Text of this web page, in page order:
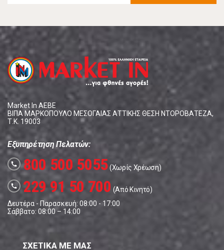
Market In ΑΕΒΕ
ΒΙΠΑ ΜΑΡΚΟΠΟΥΛΟ ΜΕΣΟΓΑΙΑΣ ΑΤΤΙΚΗΣ ΘΕΣΗ ΝΤΟΡΟΒΑΤΕΖΑ,
Τ.Κ. 19003
Εξυπηρέτηση Πελατών:
call 800 500 5055(Χωρίς Χρέωση)
call 229 91 50 700 (Από Κινητό)
Δευτέρα - Παρασκευή: 08:00 - 17:00
Σάββατο: 08:00 – 14:00
ΣΧΕΤΙΚΑ ΜΕ ΜΑΣ